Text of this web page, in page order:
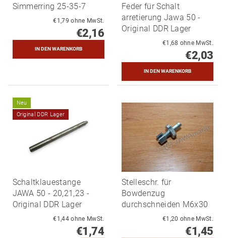
Simmerring 25-35-7
€1,79 ohne MwSt.
€2,16
Feder für Schalt
arretierung Jawa 50 -
Original DDR Lager
€1,68 ohne MwSt.
€2,03
Neu
Original DDR Lager
Schaltklauestange
JAWA 50 - 20,21,23 -
Original DDR Lager
€1,44 ohne MwSt.
€1,74
Stelleschr. für
Bowdenzug
durchschneiden M6x30
€1,20 ohne MwSt.
€1,45